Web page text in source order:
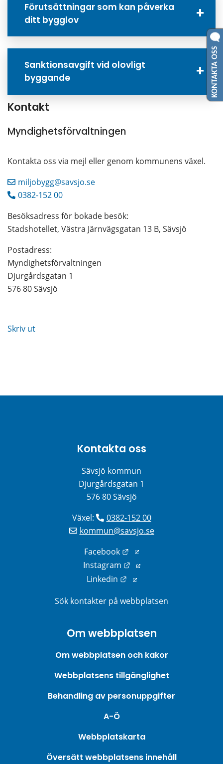
Förutsättningar som kan påverka
ditt bygglov
Sanktionsavgift vid olovligt
byggande
Kontakt
Myndighetsförvaltningen
Kontakta oss via mejl eller genom kommunens växel.
miljobygg@savsjo.se
0382-152 00
Besöksadress för bokade besök:
Stadshotellet, Västra Järnvägsgatan 13 B, Sävsjö
Postadress:
Myndighetsförvaltningen
Djurgårdsgatan 1
576 80 Sävsjö
Skriv ut
Kontakta oss
Sävsjö kommun
Djurgårdsgatan 1
576 80 Sävsjö
Växel:
0382-152 00
kommun@savsjo.se
Facebook
Länk till annan
Instagram
Länk till annan
Linkedin
Länk till annan webbplats.
Sök kontakter på webbplatsen
Om webbplatsen
Om webbplatsen och kakor
Webbplatsens tillgänglighet
Behandling av personuppgifter
A-Ö
Webbplatskarta
Översätt webbplatsens innehåll
KONTAKTA OSS